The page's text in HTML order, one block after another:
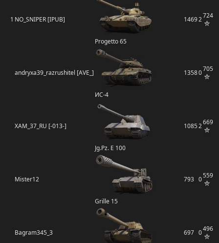
1 NO_SNIPER [IPUB]
Progetto 65
14692724
andryxa39_razrushitel [AVE_]
ИС-4
13580705
XAM_37_RU [-013-]
Jg.Pz. E 100
10852669
Mister12
Grille 15
793 0559
Bagram345_3 697 0496